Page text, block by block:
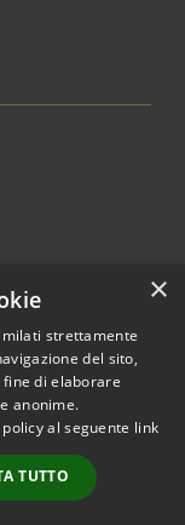
© 2026 • Comune di
• Powered by
•
Accesso
redazione
×
strettamente
del sito,
di elaborare
anonime.
al seguente link
TUTTO